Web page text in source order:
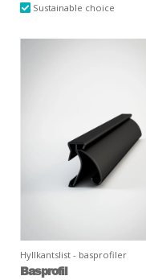
Sustainable choice
Hyllkantslist - basprofiler
Basprofil